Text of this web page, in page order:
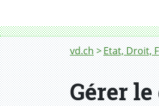
Fil
vd.ch Etat, Droit,
Gérer le
Gérer